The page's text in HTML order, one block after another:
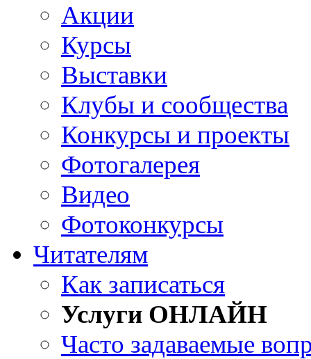
Акции
Курсы
Выставки
Клубы и сообщества
Конкурсы и проекты
Фотогалерея
Видео
Фотоконкурсы
Читателям
Как записаться
Услуги ОНЛАЙН
Часто задаваемые